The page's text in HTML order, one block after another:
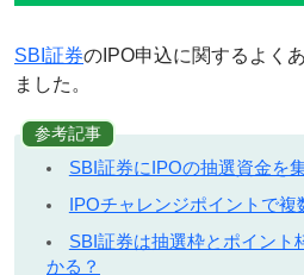
SBI証券のIPO申込に関するよく
ました。
参考記事
SBI証券にIPOの抽選資金を
IPOチャレンジポイントで複
SBI証券は抽選枠とポイント
かる？